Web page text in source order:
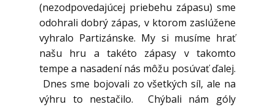
(nezodpovedajúcej priebehu zápasu) sme
odohrali dobrý zápas, v ktorom zaslúžene
vyhralo Partizánske. My si musíme hrať
našu hru a takéto zápasy v takomto
tempe a nasadení nás môžu posúvať ďalej.
Dnes sme bojovali zo všetkých síl, ale na
výhru to nestačilo. Chýbali nám góly